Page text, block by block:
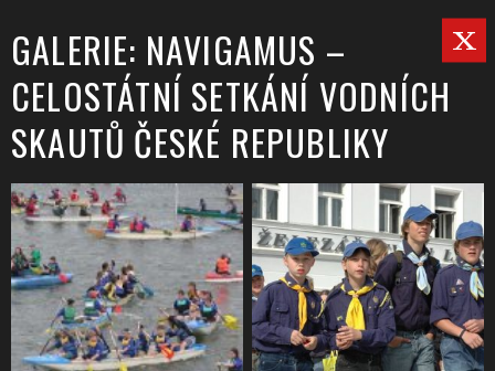
GALERIE: NAVIGAMUS –
CELOSTÁTNÍ SETKÁNÍ VODNÍCH
SKAUTŮ ČESKÉ REPUBLIKY